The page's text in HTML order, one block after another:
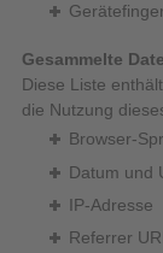
Gesammelte
Diese Liste
die Nutzung
Browser-
Datum und
IP-Adresse
Referrer